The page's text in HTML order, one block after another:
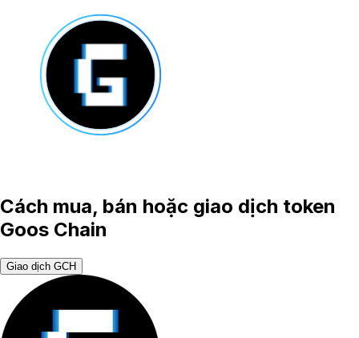
Cách mua, bán hoặc giao dịch token
Goos Chain
Giao dịch GCH